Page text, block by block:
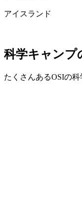
アイスランド
科学キャンプ
たくさんあるOSIの